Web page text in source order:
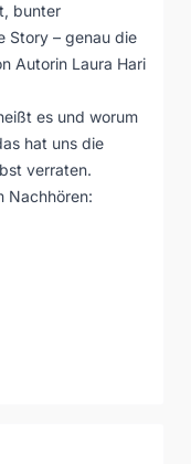
bunter
Story – genau die
Autorin Laura Hari
es und worum
hat uns die
verraten.
Nachhören: